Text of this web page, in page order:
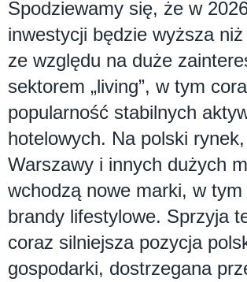
Spodziewamy się, że w
inwestycji będzie wyższa
ze względu na duże
sektorem „living”, w tym
popularność stabilnych
hotelowych. Na polski
Warszawy i innych dużych
wchodzą nowe marki, w tym
brandy lifestylowe. Sprzyja
coraz silniejsza pozycja
gospodarki, dostrzegana